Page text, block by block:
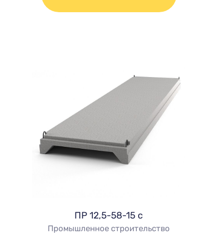
ПР 12,5-58-15 с
Промышленное строительство